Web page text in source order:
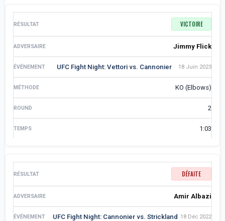
VICTOIRE
Jimmy Flick
UFC Fight Night: Vettori vs. Cannonier 18 Juin 2023
KO (Elbows)
2
1:03
DÉFAITE
Amir Albazi
UFC Fight Night: Cannonier vs. Strickland 18 Déc 2022